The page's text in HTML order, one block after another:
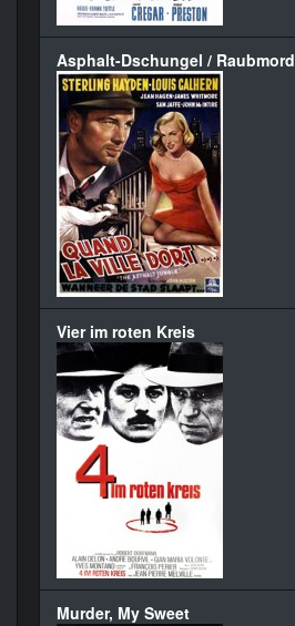
Asphalt-Dschungel / Raubmord
Vier im roten Kreis
Murder, My Sweet